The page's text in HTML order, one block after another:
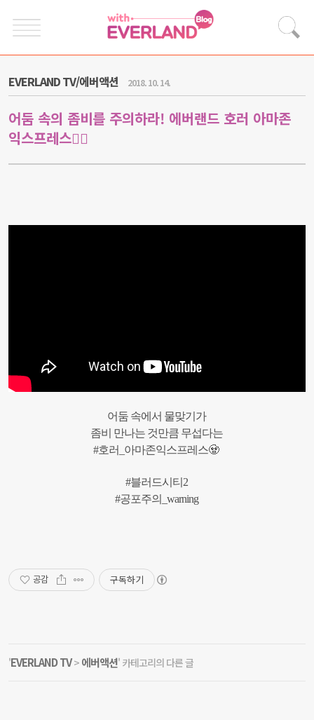
EVERLAND TV/에버액션 2018. 10. 14.
어둠 속의 좀비를 주의하라! 에버랜드 호러 아마존
익스프레스🧟‍♂
어둠 속에서 물맞기가
좀비 만나는 것만큼 무섭다는
#호러_아마존익스프레스🧟‍
#블러드시티2
#공포주의_warning
공감 구독하기
'EVERLAND TV> 에버액션' 카테고리의 다른 글